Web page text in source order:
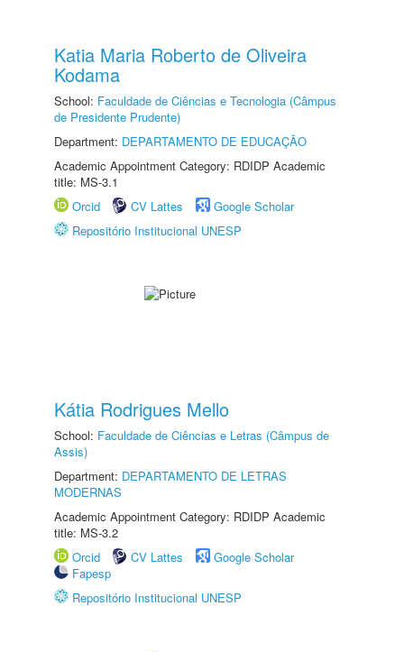
Katia Maria Roberto de Oliveira
Kodama
School: Faculdade de Ciências e Tecnologia (Câmpus
de Presidente Prudente)
Department: DEPARTAMENTO DE EDUCAÇÃO
Academic Appointment Category: RDIDP Academic
title: MS-3.1
Orcid
CV Lattes
Google Scholar
Repositório Institucional UNESP
Kátia Rodrigues Mello
School: Faculdade de Ciências e Letras (Câmpus de
Assis)
Department: DEPARTAMENTO DE LETRAS
MODERNAS
Academic Appointment Category: RDIDP Academic
title: MS-3.2
Orcid
CV Lattes
Google Scholar
Fapesp
Repositório Institucional UNESP